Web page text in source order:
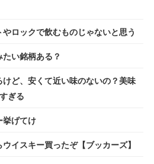
ロックで飲むものじゃないと思う
い銘柄ある？
ど、安くて近い味のないの？美味
ぎる
挙げてけ
イスキー買ったぞ【ブッカーズ】